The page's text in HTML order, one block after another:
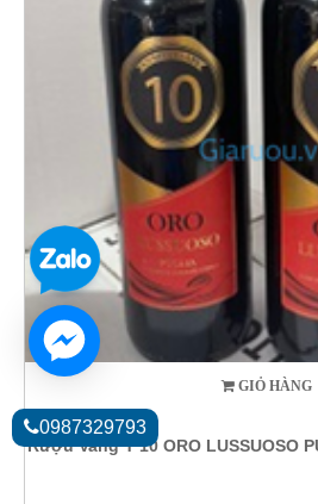
GIỎ HÀNG
Rượu Vang Ý 10 ORO LUSSUOSO
0987329793